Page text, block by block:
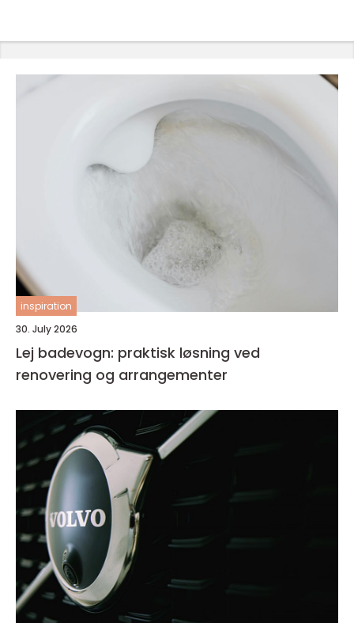
inspiration
30. July 2026
Lej badevogn: praktisk løsning ved
renovering og arrangementer